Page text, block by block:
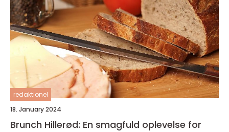
redaktionel
18. January 2024
Brunch Hillerød: En smagfuld oplevelse for